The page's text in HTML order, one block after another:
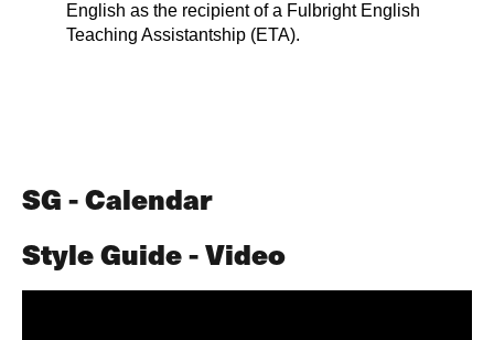
English as the recipient of a Fulbright English
Teaching Assistantship (ETA).
SG - Calendar
Style Guide - Video